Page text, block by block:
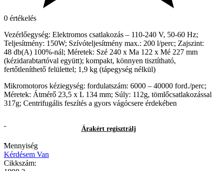
0 értékelés
Vezérlőegység: Elektromos csatlakozás – 110-240 V, 50-60 Hz;
Teljesítmény: 150W; Szívóteljesítmény max.: 200 l/perc; Zajszint:
48 db(A) 100%-nál; Méretek: Szé 240 x Ma 122 x Mé 227 mm
(kézidarabtartóval együtt); kompakt, könnyen tisztítható,
fertőtleníthető felülettel; 1,9 kg (tápegység nélkül)
Mikromotoros kéziegység: fordulatszám: 6000 – 40000 ford./perc;
Méretek: Átmérő 23,5 x L 134 mm; Súly: 112g, tömlőcsatlakozással
317g; Centrifugális feszítés a gyors vágócsere érdekében
Árakért regisztrálj
Mennyiség
Kérdésem Van
Cikkszám: